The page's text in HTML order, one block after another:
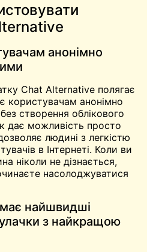
анонімно
Chat Alternative полягає
користувачам анонімно
створення облікового
дає можливість просто
людині з легкістю
в Інтернеті. Коли ви
ніколи не дізнається,
насолоджуватися
найшвидші
з найкращою